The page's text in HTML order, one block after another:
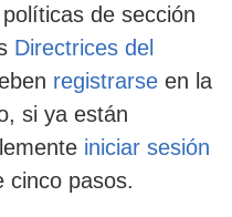
de sección
Directrices del
registrarse en la
si ya están
iniciar sesión
cinco pasos.